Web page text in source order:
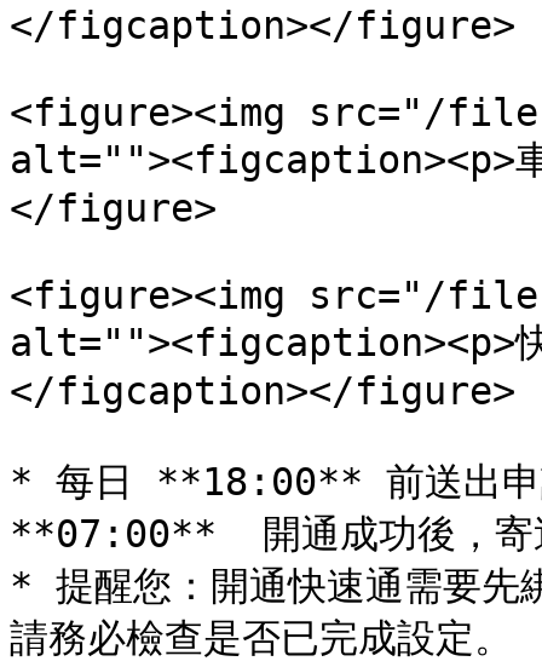
</figcaption></figure>
<figure><img src="/files/
alt=""><figcaption><p>
</figure>
<figure><img src="/files/
alt=""><figcaption><p>快
</figcaption></figure>
* 每日 **18:00** 前送出申
**07:00**  開通成功後，寄
* 提醒您：開通快速通需要先
請務必檢查是否已完成設定。